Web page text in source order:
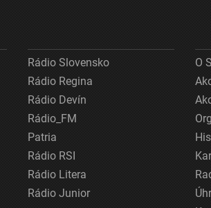
Rádio Slovensko
Rádio Regina
Rádio Devín
Rádio_FM
Patria
Rádio RSI
Rádio Litera
Rádio Junior
O